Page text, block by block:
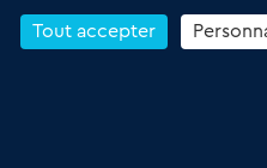
nous ?
Tout accepter